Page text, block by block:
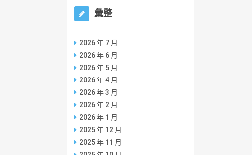
彙整
2026 年 7 月
2026 年 6 月
2026 年 5 月
2026 年 4 月
2026 年 3 月
2026 年 2 月
2026 年 1 月
2025 年 12 月
2025 年 11 月